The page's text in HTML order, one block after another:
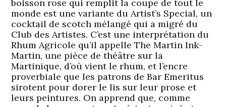
boisson rose qui remplit la coupe de tout le
monde est une variante du Artist’s Special, un
cocktail de scotch mélangé qui a migré du
Club des Artistes. C’est une interprétation du
Rhum Agricole qu’il appelle The Martin Ink-
Martin, une pièce de théâtre sur la
Martinique, d’où vient le rhum, et l’encre
proverbiale que les patrons de Bar Emeritus
sirotent pour dorer le lis sur leur prose et
leurs peintures. On apprend que, comme